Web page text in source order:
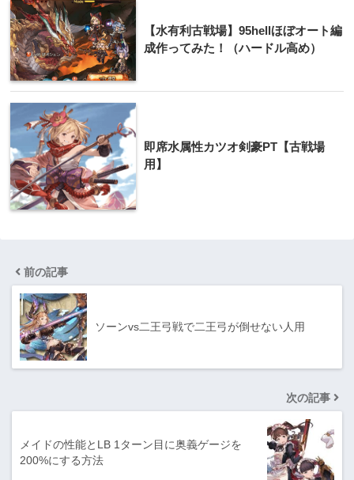
【水有利古戦場】95hellほぼオート編
成作ってみた！（ハードル高め）
即席水属性カツオ剣豪PT【古戦場
用】
前の記事
ソーンvs二王弓戦で二王弓が倒せない人用
次の記事
メイドの性能とLB 1ターン目に奥義ゲージを
200%にする方法